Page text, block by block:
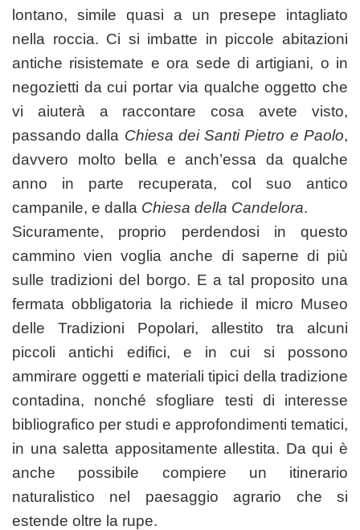
lontano, simile quasi a un presepe intagliato
nella roccia. Ci si imbatte in piccole abitazioni
antiche risistemate e ora sede di artigiani, o in
negozietti da cui portar via qualche oggetto che
vi aiuterà a raccontare cosa avete visto,
passando dalla Chiesa dei Santi Pietro e Paolo,
davvero molto bella e anch’essa da qualche
anno in parte recuperata, col suo antico
campanile, e dalla Chiesa della Candelora.
Sicuramente, proprio perdendosi in questo
cammino vien voglia anche di saperne di più
sulle tradizioni del borgo. E a tal proposito una
fermata obbligatoria la richiede il micro Museo
delle Tradizioni Popolari, allestito tra alcuni
piccoli antichi edifici, e in cui si possono
ammirare oggetti e materiali tipici della tradizione
contadina, nonché sfogliare testi di interesse
bibliografico per studi e approfondimenti tematici,
in una saletta appositamente allestita. Da qui è
anche possibile compiere un itinerario
naturalistico nel paesaggio agrario che si
estende oltre la rupe.